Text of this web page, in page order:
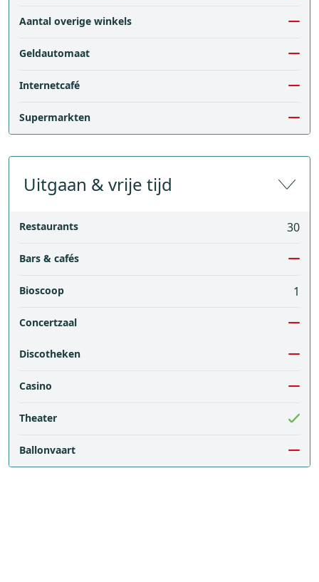
Aantal overige winkels
Geldautomaat
Internetcafé
Supermarkten
Uitgaan & vrije tijd
Restaurants 30
Bars & cafés
Bioscoop 1
Concertzaal
Discotheken
Casino
Theater
Ballonvaart